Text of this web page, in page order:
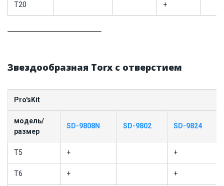
T20 +
Звездообразная Torx с отверстием
Pro'sKit
модель/
размер
SD-9808N SD-9802 SD-9824
T5 + +
T6 + +